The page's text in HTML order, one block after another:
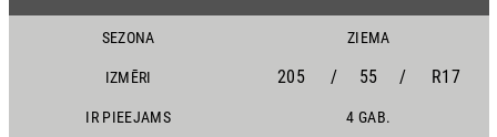
SEZONA ZIEMA
IZMĒRI 205 / 55 / R17
IR PIEEJAMS 4 GAB.